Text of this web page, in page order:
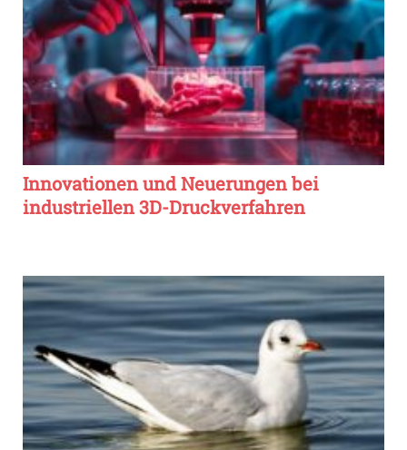
Innovationen und Neuerungen bei
industriellen 3D-Druckverfahren